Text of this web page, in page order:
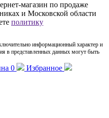
магазин по продаже
и Московской области
политику
информационный характер и
в представленных данных могут быть
0
Избранное